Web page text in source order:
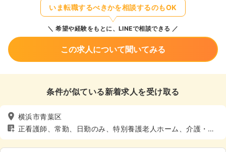
いま転職するべきかを相談するのもOK
希望や経験をもとに、LINEで相談できる
この求人について聞いてみる
条件が似ている新着求人を受け取る
横浜市青葉区
正看護師、常勤、日勤のみ、特別養護老人ホーム、介護・福
祉系、4週8休以上